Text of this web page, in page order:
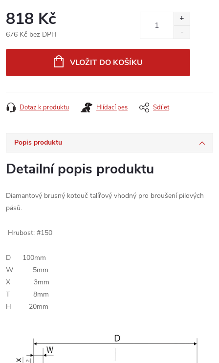
818 Kč
676 Kč bez DPH
VLOŽIT DO KOŠÍKU
Dotaz k produktu Hlídací pes Sdílet
Popis produktu
Detailní popis produktu
Diamantový brusný kotouč talířový vhodný pro broušení pilových
pásů.
Hrubost: #150
D 100mm
W 5mm
X 3mm
T 8mm
H 20mm